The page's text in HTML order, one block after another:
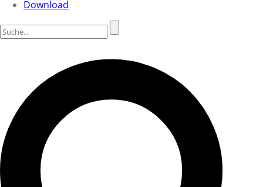
Download